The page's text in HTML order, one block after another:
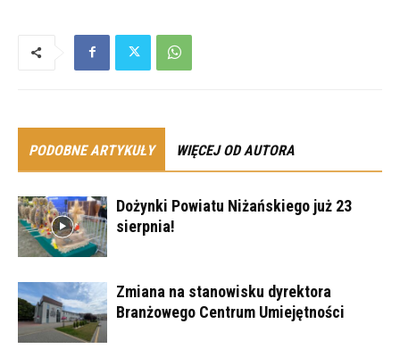
PODOBNE ARTYKUŁY WIĘCEJ OD AUTORA
Dożynki Powiatu Niżańskiego już 23
sierpnia!
Zmiana na stanowisku dyrektora
Branżowego Centrum Umiejętności